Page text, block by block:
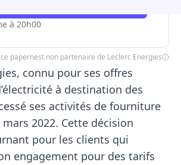
à 20h00
papernest non partenaire de Leclerc Energies
connu pour ses offres
à destination des
ses activités de fourniture
2022. Cette décision
pour les clients qui
engagement pour des tarifs